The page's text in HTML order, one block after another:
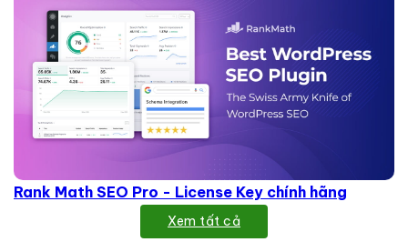
Rank Math SEO Pro - License Key chính hãng
Xem tất cả